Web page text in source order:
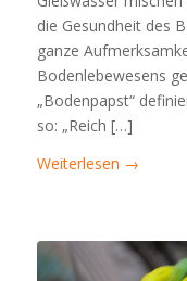
die Gesundheit des
ganze
Bodenlebewesens
„Bodenpapst“
so: „Reich […]
Weiterlesen →